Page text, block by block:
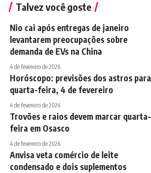
Talvez você goste
Nio cai após entregas de janeiro
levantarem preocupações sobre
demanda de EVs na China
4 de fevereiro de 2026
Horóscopo: previsões dos astros para
quarta-feira, 4 de fevereiro
4 de fevereiro de 2026
Trovões e raios devem marcar quarta-
feira em Osasco
4 de fevereiro de 2026
Anvisa veta comércio de leite
condensado e dois suplementos